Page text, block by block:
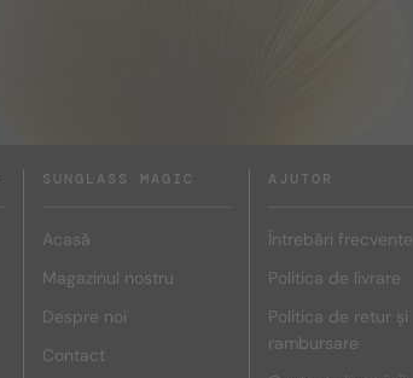
SUNGLASS MAGIC
Acasă
Magazinul nostru
Despre noi
Contact
AJUTOR
Întrebări frecvente
Politica de livrare
Politica de retur și
rambursare